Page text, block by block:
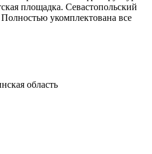
площадка. Севастопольский
укомплектована все
область